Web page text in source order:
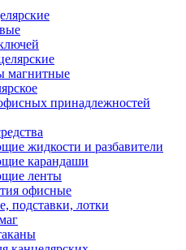
магнитные
принадлежностей
жидкости и разбавители
карандаши
ленты
офисные
подставки, лотки